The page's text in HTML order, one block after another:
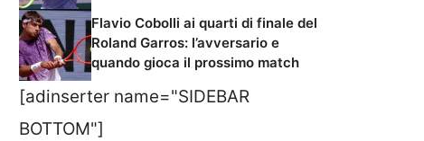
Flavio Cobolli ai quarti di finale del
Roland Garros: l’avversario e
quando gioca il prossimo match
[adinserter name="SIDEBAR
BOTTOM"]